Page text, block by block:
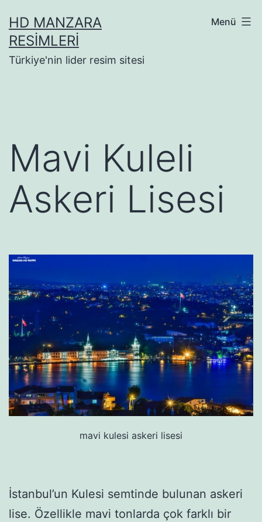
geçHD MANZARA
RESIMLERI
Türkiye'nin lider resim sitesi
Menü
Mavi Kuleli
Askeri Lisesi
mavi kulesi askeri lisesi
İstanbul’un Kulesi semtinde bulunan askeri
lise. Özellikle mavi tonlarda çok farklı bir